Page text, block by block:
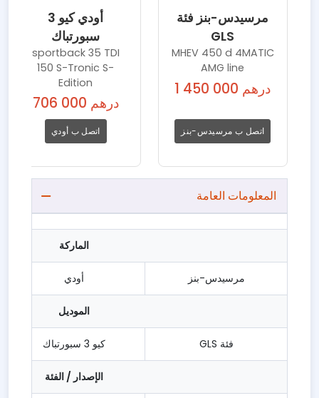
مرسيدس-بنز فئة
GLS
MHEV 450 d 4MATIC
AMG line
1 450 000 درهم
اتصل ب مرسيدس-بنز
أودي كيو 3
سبورتباك
sportback 35 TDI
150 S-Tronic S-
Edition
706 000 درهم
اتصل ب أودي
المعلومات العامة
الماركة
مرسيدس-بنز أودي
الموديل
فئة GLS كيو 3 سبورتباك
الإصدار / الفئة